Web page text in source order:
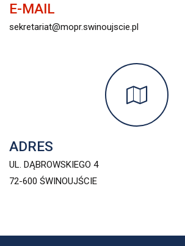
E-MAIL
sekretariat@mopr.swinoujscie.pl
ADRES
UL. DĄBROWSKIEGO 4
72-600 ŚWINOUJŚCIE